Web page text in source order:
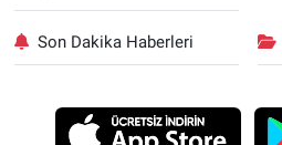
Son Dakika Haberleri